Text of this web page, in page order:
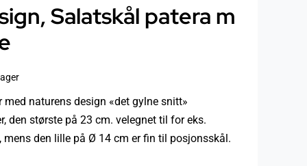
Salatskål patera m
naturens design «det gylne snitt»
den største på 23 cm. velegnet til for eks.
den lille på Ø 14 cm er fin til posjonsskål.